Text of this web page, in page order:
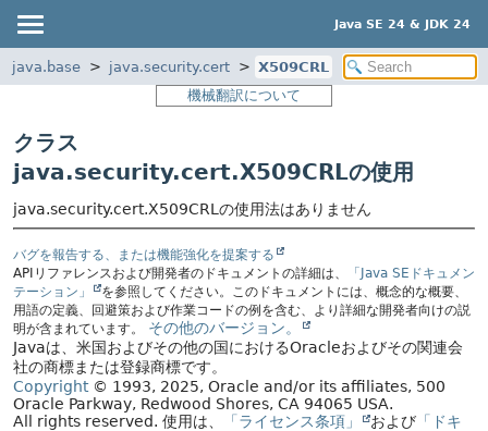
Java SE 24 & JDK 24
java.base java.security.cert
X509CRL
機械翻訳について
クラス
java.security.cert.X509CRLの使用
java.security.cert.X509CRLの使用法はありません
バグを報告する、または機能強化を提案する
APIリファレンスおよび開発者のドキュメントの詳細は、
「Java SEドキュメン
テーション」
を参照してください。このドキュメントには、概念的な概要、
用語の定義、回避策および作業コードの例を含む、より詳細な開発者向けの説
明が含まれています。
その他のバージョン。
Javaは、米国およびその他の国におけるOracleおよびその関連会
社の商標または登録商標です。
Copyright© 1993, 2025, Oracle and/or its affiliates, 500
Oracle Parkway, Redwood Shores, CA 94065 USA.
All rights reserved. 使用は、 「ライセンス条項」 および 「ドキ